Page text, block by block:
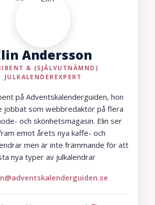
Andersson
& (SJÄLVUTNÄMND)
JULKALENDEREXPERT
på Adventskalenderguiden, hon
jobbat som webbredaktör på flera
och skönhetsmagasin. Elin ser
emot årets nya kaffe- och
men är inte främmande för att
nya typer av julkalendrar